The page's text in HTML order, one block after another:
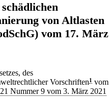
von Altlasten
vom 17. März
des
Vorschriften1
vom
Nummer 9 vom 3. März 2021